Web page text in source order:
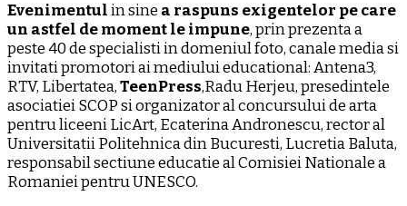
Evenimentulin sine a raspuns exigentelor pe care
un astfel de moment le impune, prin prezenta a
peste 40 de specialisti in domeniul foto, canale media si
invitati promotori ai mediului educational: Antena3,
RTV, Libertatea,TeenPress,Radu Herjeu, presedintele
asociatiei SCOP si organizator al concursului de arta
pentru liceeni LicArt, Ecaterina Andronescu, rector al
Universitatii Politehnica din Bucuresti, Lucretia Baluta,
responsabil sectiune educatie al Comisiei Nationale a
Romaniei pentru UNESCO.